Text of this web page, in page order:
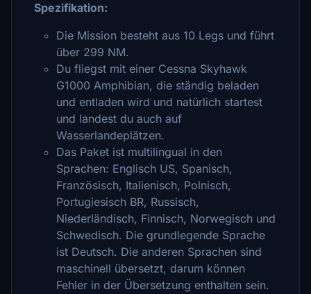
Spezifikation:
Die Mission besteht aus 10 Legs und führt
über 299 NM.
Du fliegst mit einer Cessna Skyhawk
G1000 Amphibian, die ständig beladen
und entladen wird und natürlich startest
und landest du auch auf
Wasserlandeplätzen.
Das Paket ist multilingual in den
Sprachen: Englisch US, Spanisch,
Französisch, Italienisch, Polnisch,
Portugiesisch BR, Russisch,
Niederländisch, Finnisch, Norwegisch und
Schwedisch. Die grundlegende Sprache
ist Deutsch. Die anderen Sprachen sind
maschinell übersetzt, darum können
Fehler in der Übersetzung enthalten sein.